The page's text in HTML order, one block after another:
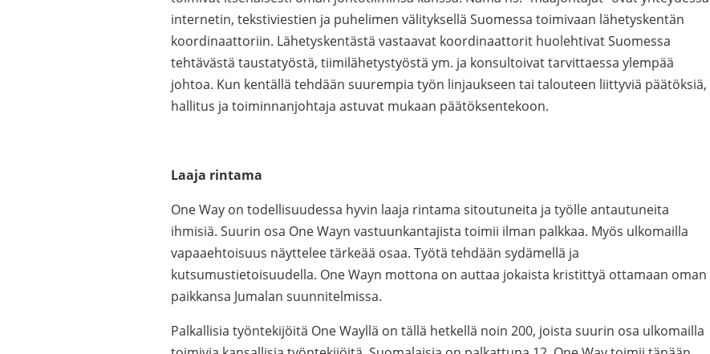
internetin, tekstiviestien ja puhelimen välityksellä Suomessa toimivaan lähetyskentän
koordinaattoriin. Lähetyskentästä vastaavat koordinaattorit huolehtivat Suomessa
tehtävästä taustatyöstä, tiimilähetystyöstä ym. ja konsultoivat tarvittaessa ylempää
johtoa. Kun kentällä tehdään suurempia työn linjaukseen tai talouteen liittyviä päätöksiä,
hallitus ja toiminnanjohtaja astuvat mukaan päätöksentekoon.
Laaja rintama
One Way on todellisuudessa hyvin laaja rintama sitoutuneita ja työlle antautuneita
ihmisiä. Suurin osa One Wayn vastuunkantajista toimii ilman palkkaa. Myös ulkomailla
vapaaehtoisuus näyttelee tärkeää osaa. Työtä tehdään sydämellä ja
kutsumustietoisuudella. One Wayn mottona on auttaa jokaista kristittyä ottamaan oman
paikkansa Jumalan suunnitelmissa.
Palkallisia työntekijöitä One Wayllä on tällä hetkellä noin 200, joista suurin osa ulkomailla